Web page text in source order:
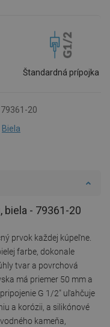
Štandardná prípojka
79361-20
Biela
biela - 79361-20
prvok každej kúpeľne.
farbe, dokonale
tvar a povrchová
má priemer 50 mm a
G 1/2" uľahčuje
a korózii, a silikónové
kameňa,